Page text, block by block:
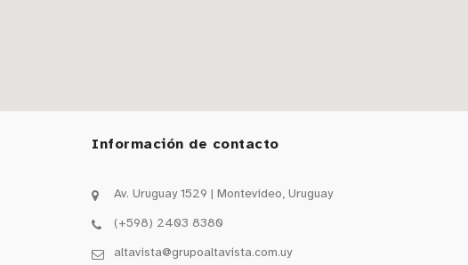
Información de contacto
Av. Uruguay 1529 | Montevideo, Uruguay
(+598) 2403 8380
altavista@grupoaltavista.com.uy